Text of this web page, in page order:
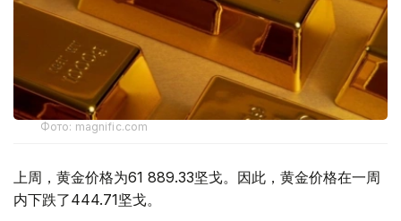
Фото: magnific.com
上周，黄金价格为61 889.33坚戈。因此，黄金价格在一周
内下跌了444.71坚戈。